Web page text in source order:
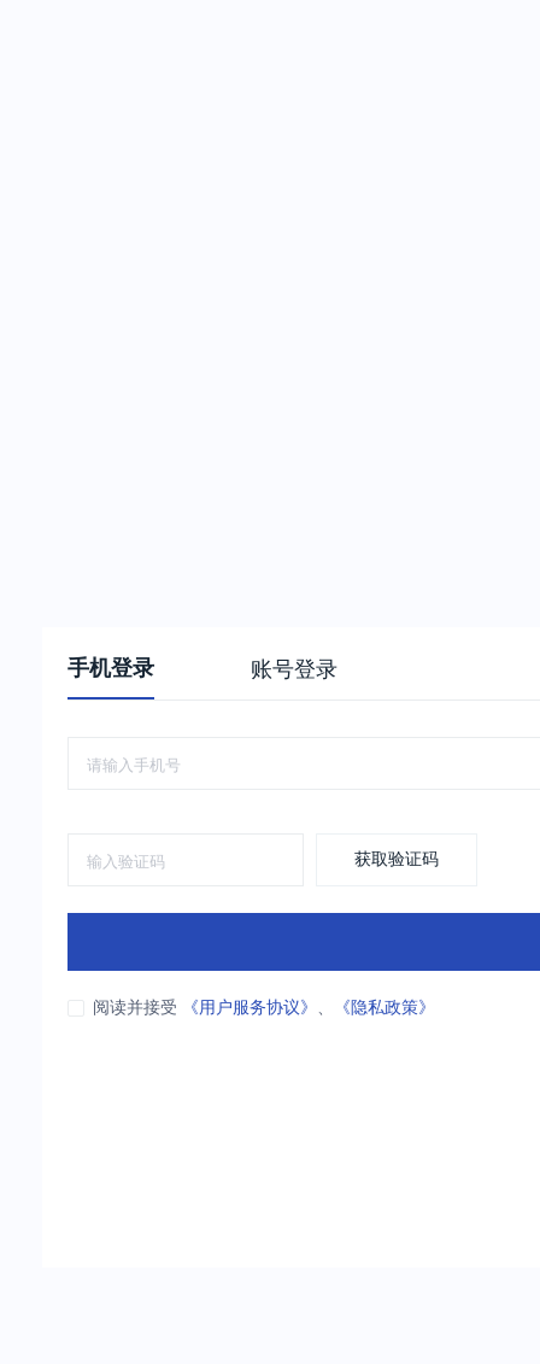
手机登录 账号登录
获取验证码
阅读并接受 《用户服务协议》 、 《隐私政策》